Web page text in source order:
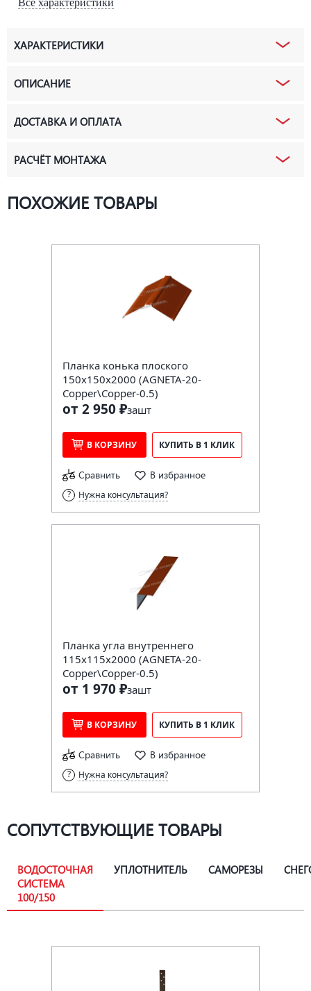
Все характеристики
ХАРАКТЕРИСТИКИ
ОПИСАНИЕ
ДОСТАВКА И ОПЛАТА
РАСЧЁТ МОНТАЖА
ПОХОЖИЕ ТОВАРЫ
Планка конька плоского
150х150х2000 (AGNETA-20-
Copper\Copper-0.5)
от 2 950 ₽зашт
В КОРЗИНУ КУПИТЬ В 1 КЛИК
Сравнить В избранное
Нужна консультация?
Планка угла внутреннего
115х115х2000 (AGNETA-20-
Copper\Copper-0.5)
от 1 970 ₽зашт
В КОРЗИНУ КУПИТЬ В 1 КЛИК
Сравнить В избранное
Нужна консультация?
СОПУТСТВУЮЩИЕ ТОВАРЫ
ВОДОСТОЧНАЯ
СИСТЕМА
100/150
УПЛОТНИТЕЛЬ САМОРЕЗЫ